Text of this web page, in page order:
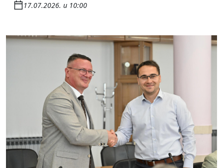
17.07.2026. u 10:00